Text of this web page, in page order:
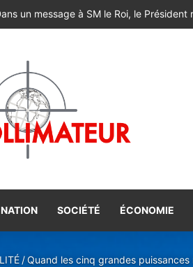
Bourita reçoit le conseiller du Président
NATION SOCIÉTÉ ÉCONOMIE
/Quand les cinq grandes